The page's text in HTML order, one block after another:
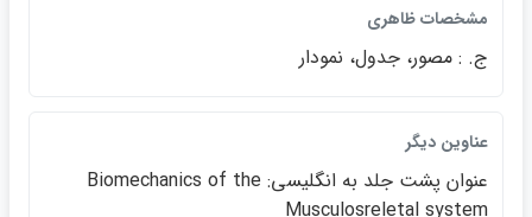
مشخصات ظاهري
ج. : مصور، جدول، نمودار
عناوين ديگر
عنوان پشت جلد به انگليسي: Biomechanics of the
Musculosreletal system